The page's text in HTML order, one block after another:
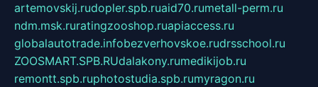
artemovskij.rudopler.spb.ruaid70.rumetall-perm.ru
ndm.msk.ruratingzooshop.ruapiaccess.ru
globalautotrade.infobezverhovskoe.rudrsschool.ru
ZOOSMART.SPB.RUdalakony.rumedikijob.ru
remontt.spb.ruphotostudia.spb.rumyragon.ru